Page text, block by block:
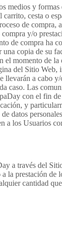
medios y
carrito, cesta o
de
y/o
de compra ha
copia de su
el momento de
del Sitio
llevarán a cabo
caso. Las
con el fin
y
datos
a los Usuarios
a través del
la prestación
cantidad